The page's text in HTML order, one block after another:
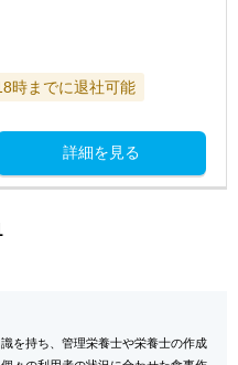
時までに退社可能
詳細を見る
を持ち、管理栄養士や栄養士の作成